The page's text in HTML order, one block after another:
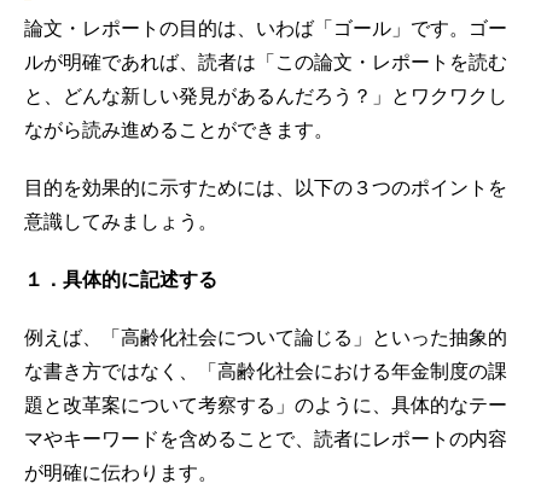
論文・レポートの目的は、いわば「ゴール」です。ゴー
ルが明確であれば、読者は「この論文・レポートを読む
と、どんな新しい発見があるんだろう？」とワクワクし
ながら読み進めることができます。
目的を効果的に示すためには、以下の３つのポイントを
意識してみましょう。
１．具体的に記述する
例えば、「高齢化社会について論じる」といった抽象的
な書き方ではなく、「高齢化社会における年金制度の課
題と改革案について考察する」のように、具体的なテー
マやキーワードを含めることで、読者にレポートの内容
が明確に伝わります。